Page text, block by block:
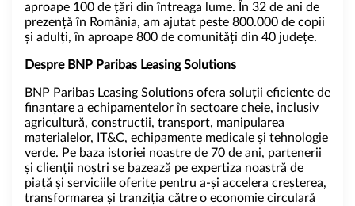
aproape 100 de țări din întreaga lume. În 32 de ani de
prezență în România, am ajutat peste 800.000 de copii
și adulți, în aproape 800 de comunități din 40 județe.
Despre BNP Paribas Leasing Solutions
BNP Paribas Leasing Solutions ofera soluții eficiente de
finanțare a echipamentelor în sectoare cheie, inclusiv
agricultură, construcții, transport, manipularea
materialelor, IT&C, echipamente medicale și tehnologie
verde. Pe baza istoriei noastre de 70 de ani, partenerii
și clienții noștri se bazează pe expertiza noastră de
piață și serviciile oferite pentru a-și accelera creșterea,
transformarea și tranziția către o economie circulară